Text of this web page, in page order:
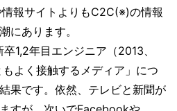
報サイトよりもC2C(※)の情報
にあります。
1,2年目エンジニア（2013、
よく接触するメディア」につ
果です。依然、テレビと新聞が